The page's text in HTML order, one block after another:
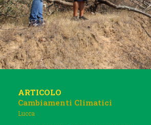
ARTICOLO
Cambiamenti Climatici
Lucca